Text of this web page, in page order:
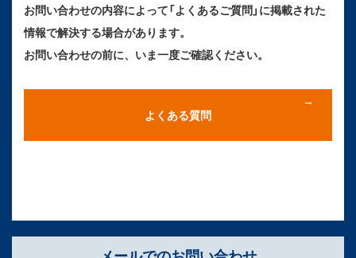
お問い合わせの内容によって「よくあるご質問」に掲載された
情報で解決する場合があります。
お問い合わせの前に、いま一度ご確認ください。
よくある質問